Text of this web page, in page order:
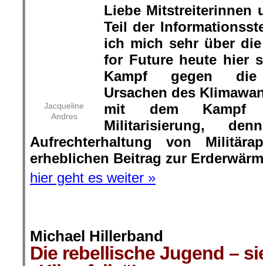
Liebe Mitstreiterinnen
Teil der
ich mich sehr über
for Future heute hier
Kampf gegen die
Klimawandels geht Hand in
Krieg und Militarisierung,
Aufrechterhaltung von
erheblichen Beitrag zur
hier geht es weiter »
Die rebellische Jugend –
„Klimafalle“!.